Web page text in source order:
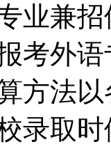
业兼
考外
方法
校录